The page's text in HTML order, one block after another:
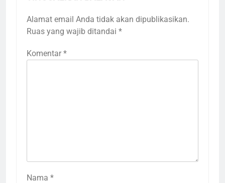
Alamat email Anda tidak akan dipublikasikan.
Ruas yang wajib ditandai *
Komentar *
Nama *